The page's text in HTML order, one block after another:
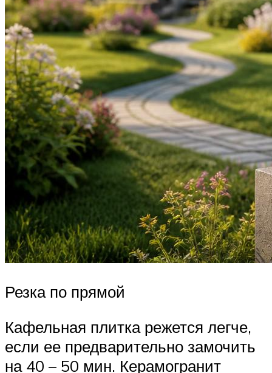
Резка по прямой
Кафельная плитка режется легче,
если ее предварительно замочить
на 40 – 50 мин. Керамогранит